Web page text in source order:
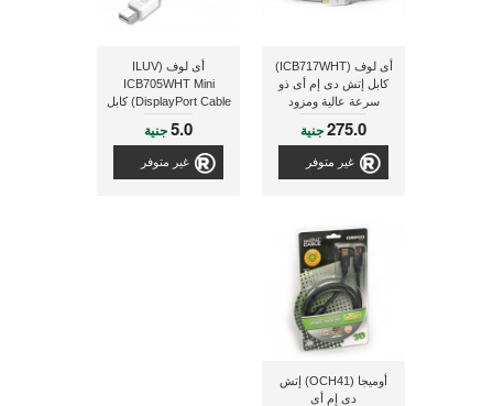
أى لوف (ICB717WHT)
كابل إتش دى إم أى ذو
سرعة عالية ومزود
بخاصية توصيل الإنترنت ذو
طول 1.8 متر
275.0جنية
غير متوفر
أى لوف (ILUV
ICB705WHT Mini
DisplayPort Cable) كابل
اتش دي ام اي
5.0جنية
غير متوفر
أوميجا (OCH41) إتش
دى إم أى